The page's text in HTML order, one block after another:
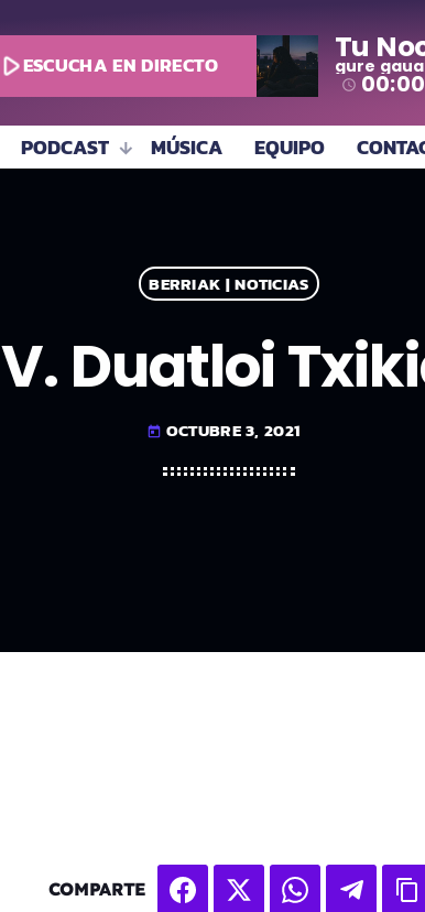
play_arrowESCUCHA EN DIRECTO Tu
gure gaua
access_time
PODCAST MÚSICA EQUIPO
BERRIAK | NOTICIAS
V. Duatloi
today OCTUBRE 3, 2021
COMPARTE